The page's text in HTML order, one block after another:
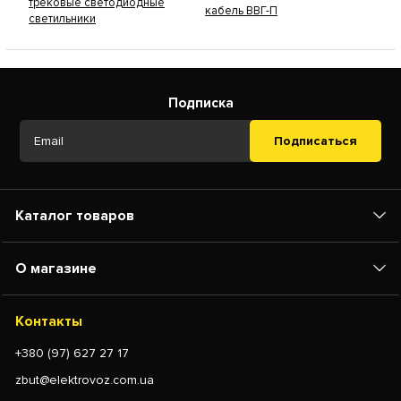
И хоть высокомощные Лед лампы имеют цену
больше чем их предшественники, но
такое освещение получается экономичнее
значительной экономии средств (за
электроэнергию, отсутствие сложного и
светильники
кабель ВВГ-П
Подписка
Подписаться
Каталог товаров
О магазине
Контакты
+380 (97) 627 27 17
zbut@elektrovoz.com.ua